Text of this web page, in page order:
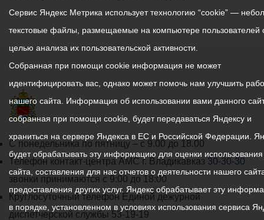
График
работы
администрации
местного
самоуправления
С понедельника по пятницу – с 9.00 до 18.00
Телефон контакт-центра АМС г. Владикавказ 30-30-30
звонки принимаются с 9:00 до 18:00
Круглосуточный телефон Единой дежурной
диспетчерской службы 53-19-19
Сервис Яндекс Метрика использует технологию “cookie” —
текстовые файлы, размещаемые на компьютере пользователей
целью анализа их пользовательской активности.
Собранная при помощи cookie информация не может
идентифицировать вас, однако может помочь нам улучшить
нашего сайта. Информация об использовании вами данного
собранная при помощи cookie, будет передаваться Яндексу и
храниться на сервере Яндекса в ЕС и Российской Федерации.
будет обрабатывать эту информацию для оценки
сайта, составления для нас отчетов о деятельности нашего
предоставления других услуг. Яндекс обрабатывает эту
в порядке, установленном в условиях использования сервиса